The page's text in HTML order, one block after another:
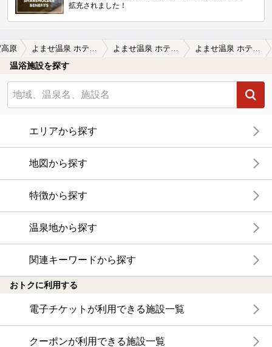
拡充されました！
原
温浴施設を探す
エリアから探す
地図から探す
特徴から探す
温泉地から探す
関連キーワードから探す
おトクに利用する
電子チケットが利用できる施設一覧
クーポンが利用できる施設一覧